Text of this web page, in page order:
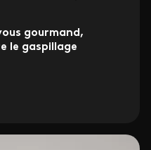
gourmand,
le gaspillage